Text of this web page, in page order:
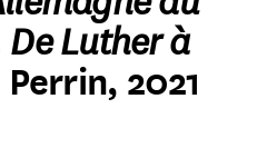
Luther à
2021